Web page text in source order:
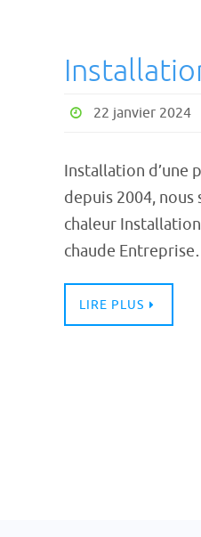
22 janvier 2024
Installation d’une
depuis 2004, nous
chaleur
chaude
LIRE PLUS